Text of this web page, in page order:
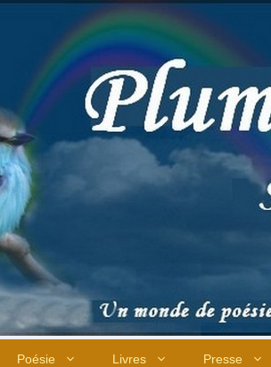
Poésie Livres Presse